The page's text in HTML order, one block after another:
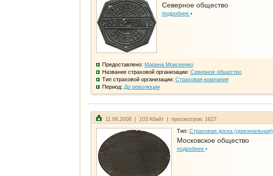
Северное общество
подробнее
Предоставлено: Марина Моисеенко
Название страховой организации: Северное общество
Тип страховой организации: Страховая компания
Период: До революции
11.06.2008 | 103 Кбайт | просмотров: 1627
Тип: Страховая доска (оригинальная)
Московское общество
подробнее